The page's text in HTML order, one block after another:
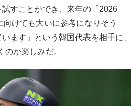
すことができ、来年の「2026
けても大いに参考になりそう
ます」という韓国代表を相手に、
か楽しみだ。